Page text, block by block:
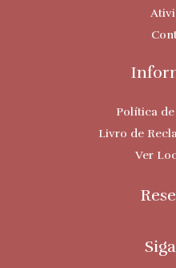
Política
Livro de
Ver